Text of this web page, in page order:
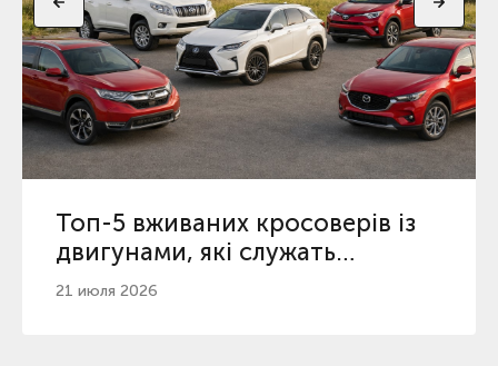
Топ-5 вживаних кросоверів із
двигунами, які служать
найдовше
21 июля 2026